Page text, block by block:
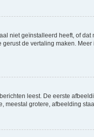
niet geïnstalleerd heeft, of
de vertaling maken.
leest. De eerste
meestal grotere, afbeelding